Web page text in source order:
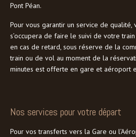
Pont Péan.
Pour vous garantir un service de
s’occupera de faire le suivi de votre
en cas de retard, sous réserve de la
train ou de vol au moment de la
minutes est offerte en gare et aéroport
Nos services pour votre départ
Pour vos transferts vers la Gare ou